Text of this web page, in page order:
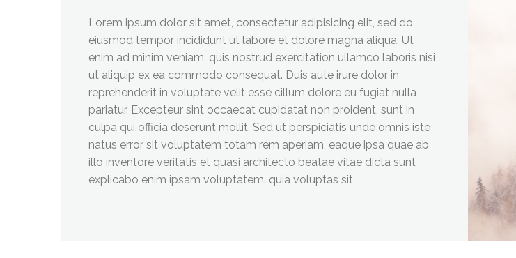
Lorem ipsum dolor sit amet, consectetur adipisicing elit, sed do
eiusmod tempor incididunt ut labore et dolore magna aliqua. Ut
enim ad minim veniam, quis nostrud exercitation ullamco laboris nisi
ut aliquip ex ea commodo consequat. Duis aute irure dolor in
reprehenderit in voluptate velit esse cillum dolore eu fugiat nulla
pariatur. Excepteur sint occaecat cupidatat non proident, sunt in
culpa qui officia deserunt mollit. Sed ut perspiciatis unde omnis iste
natus error sit voluptatem totam rem aperiam, eaque ipsa quae ab
illo inventore veritatis et quasi architecto beatae vitae dicta sunt
explicabo enim ipsam voluptatem. quia voluptas sit